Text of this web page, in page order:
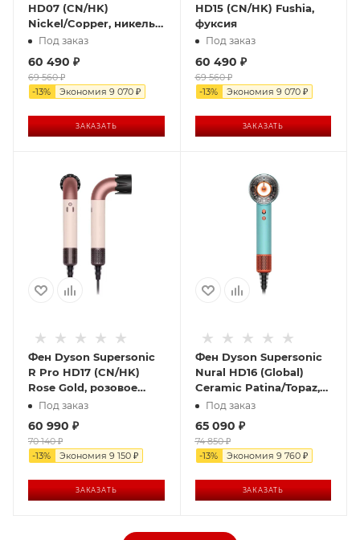
HD07 (CN/HK)
Nickel/Copper, никель/
медь
Под заказ
60 490 ₽
69 560₽
-13% Экономия 9 070 ₽
ЗАКАЗАТЬ
HD15 (CN/HK) Fushia,
фуксия
Под заказ
60 490 ₽
69 560₽
-13% Экономия 9 070₽
ЗАКАЗАТЬ
Фен Dyson Supersonic
R Pro HD17 (CN/HK)
Rose Gold, розовое
золото
Под заказ
60 990 ₽
70 140₽
-13% Экономия 9 150 ₽
ЗАКАЗАТЬ
Фен Dyson Supersonic
Nural HD16 (Global)
Ceramic Patina/Topaz,
бирюзовый
Под заказ
65 090 ₽
74 850₽
-13% Экономия 9 760₽
ЗАКАЗАТЬ